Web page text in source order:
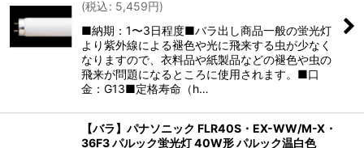
(税込: 5,459円)
■納期：1〜3日程度■バラ出し商品一般の蛍光灯
より紫外線による褪色や光に飛来する虫が少なく
なりますので、衣料品や紙製品などの褪色や虫の
飛来が問題になるところに使用されます。■口
金：G13■定格寿命（h…
【バラ】パナソニック FLR40S・EX-WW/M-X・
36F3 パルック蛍光灯 40W形 パルック温白色